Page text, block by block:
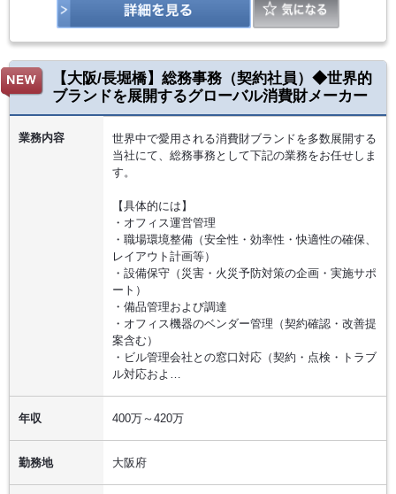
【大阪/長堀橋】総務事務（契約社員）◆世界的
ブランドを展開するグローバル消費財メーカー
業務内容
世界中で愛用される消費財ブランドを多数展開する
当社にて、総務事務として下記の業務をお任せしま
す。
【具体的には】
・オフィス運営管理
・職場環境整備（安全性・効率性・快適性の確保、
レイアウト計画等）
・設備保守（災害・火災予防対策の企画・実施サポ
ート）
・備品管理および調達
・オフィス機器のベンダー管理（契約確認・改善提
案含む）
・ビル管理会社との窓口対応（契約・点検・トラブ
ル対応およ…
年収 400万～420万
勤務地 大阪府